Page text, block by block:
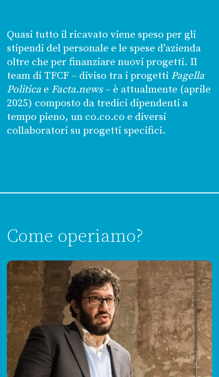
Quasi tutto il ricavato viene speso per gli
stipendi del personale e le spese d’azienda
oltre che per finanziare nuovi progetti. Il
team di TFCF – diviso tra i progetti Pagella
Politica e Facta.news– è attualmente (aprile
2025) composto da tredici dipendenti a
tempo pieno, un co.co.co e diversi
collaboratori su progetti specifici.
Come operiamo?